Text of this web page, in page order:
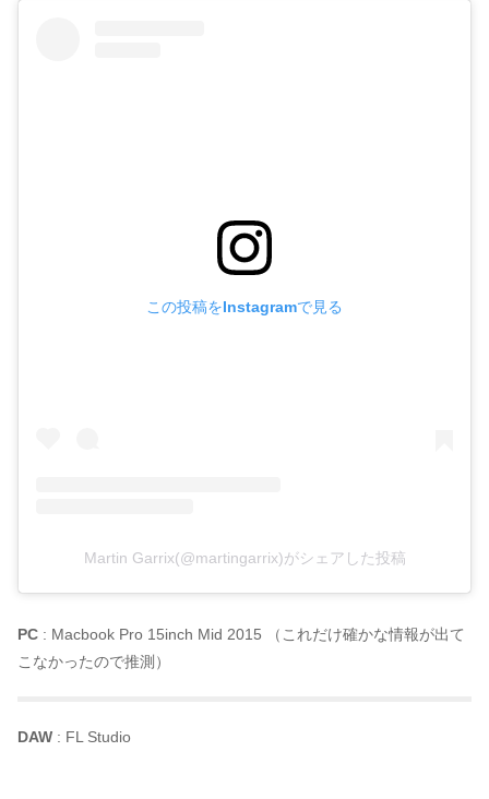
この投稿をInstagramで見る
Martin Garrix(@martingarrix)がシェアした投稿
PC : Macbook Pro 15inch Mid 2015 （これだけ確かな情報が出て
こなかったので推測）
DAW : FL Studio